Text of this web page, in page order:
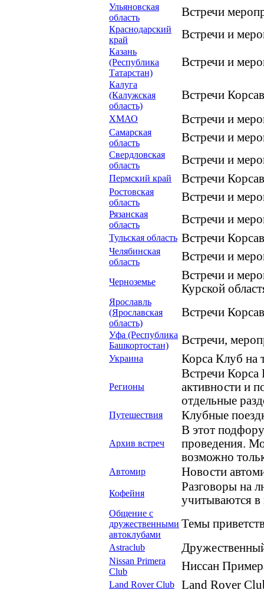
Ульяновская
область
Встречи
Краснодарский
край
Встречи и
Казань
(Республика
Татарстан)
Встречи и
Калуга
(Калужская
область)
Встречи
ХМАО Встречи и
Самарская
область
Встречи и
Свердловская
область
Встречи и
Пермский край Встречи
Ростовская
область
Встречи и
Рязанская
область
Встречи и
Тульская область Встречи
Челябинская
область
Встречи и
Черноземье
Встречи и
Курской
Ярославль
(Ярославская
область)
Встречи
Уфа (Республика
Башкортостан)
Встречи,
Украина Корса Клуб на
Регионы
Встречи
активности и
отдельные
Путешествия Клубные
Архив встреч
В этот
проведения.
возможно
Автомир Новости
Кофейня
Разговоры на
учитываются в
Общение с
дружественными
автоклубами
Темы
Astraclub
Nissan Primera
Club
Ниссан
Land Rover Club Land Rover